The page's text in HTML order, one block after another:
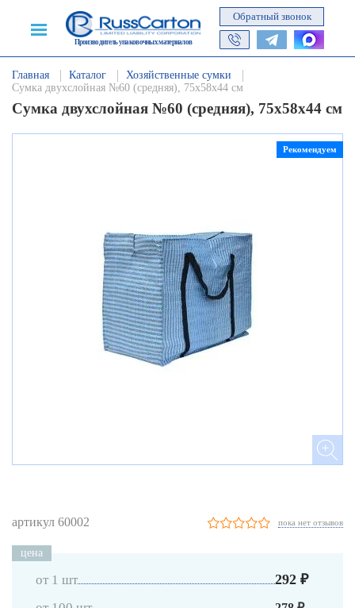
Производитель упаковочных материалов
Обратный звонок
Главная Каталог
Хозяйственные сумки
Сумка двухслойная №60 (средняя), 75х58х44 см
Сумка двухслойная №60 (средняя), 75х58х44 см
Рекомендуем
артикул 60002 пока нет отзывов
цена
от 1 шт 292 ₽